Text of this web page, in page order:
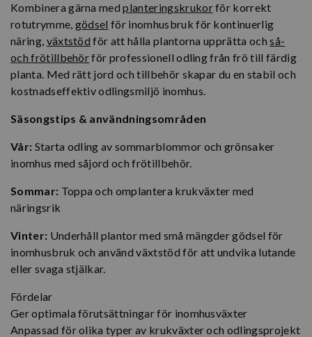
Kombinera gärna medplanteringskrukorför korrekt
rotutrymme, gödsel för inomhusbruk för kontinuerlig
näring, växtstöd för att hålla plantorna upprätta ochså-
och frötillbehörför professionell odling från frö till färdig
planta. Med rätt jord och tillbehör skapar du en stabil och
kostnadseffektiv odlingsmiljö inomhus.
Säsongstips & användningsområden
Vår: Starta odling av sommarblommor och grönsaker
inomhus med såjord och frötillbehör.
Sommar: Toppa och omplantera krukväxter med
näringsrik
Vinter: Underhåll plantor med små mängder gödsel för
inomhusbruk och använd växtstöd för att undvika lutande
eller svaga stjälkar.
Fördelar
Ger optimala förutsättningar för inomhusväxter
Anpassad för olika typer av krukväxter och odlingsprojekt